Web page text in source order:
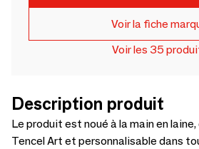
Voir la fiche
Voir les 35
Description produit
Le produit est noué à la main en
Tencel Art et personnalisable dans